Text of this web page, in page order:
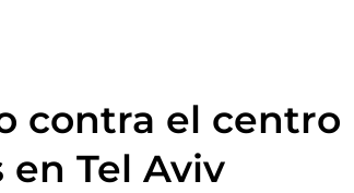
contra el centro
Tel Aviv